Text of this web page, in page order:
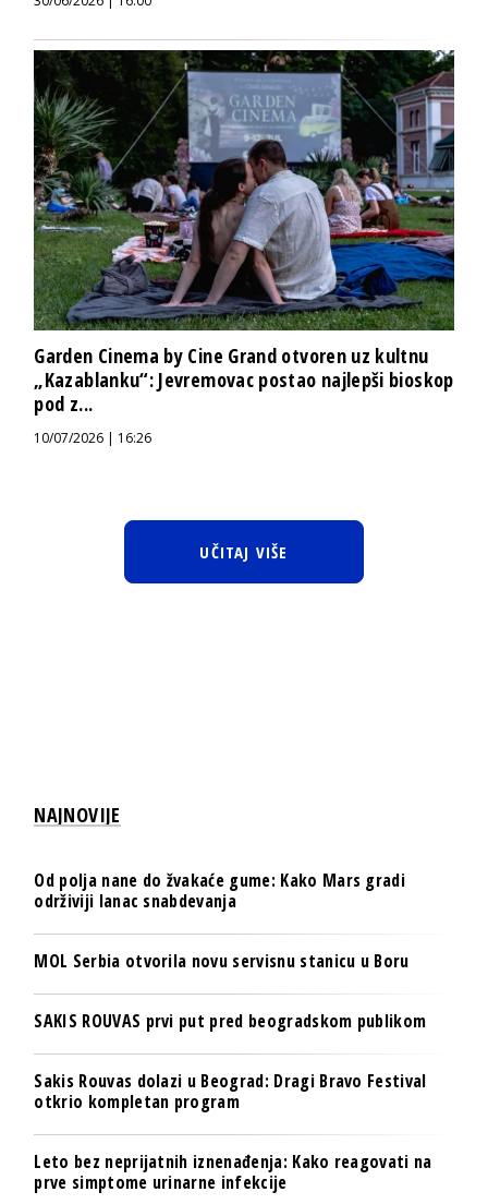
Garden Cinema by Cine Grand otvoren uz kultnu
„Kazablanku“: Jevremovac postao najlepši bioskop
pod z...
10/07/2026 | 16:26
UČITAJ VIŠE
NAJNOVIJE
Od polja nane do žvakaće gume: Kako Mars gradi
održiviji lanac snabdevanja
MOL Serbia otvorila novu servisnu stanicu u Boru
SAKIS ROUVAS prvi put pred beogradskom publikom
Sakis Rouvas dolazi u Beograd: Dragi Bravo Festival
otkrio kompletan program
Leto bez neprijatnih iznenađenja: Kako reagovati na
prve simptome urinarne infekcije